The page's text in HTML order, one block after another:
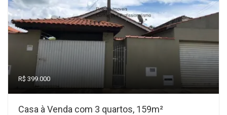
R$ 399.000
Casa à Venda com 3 quartos, 159m²